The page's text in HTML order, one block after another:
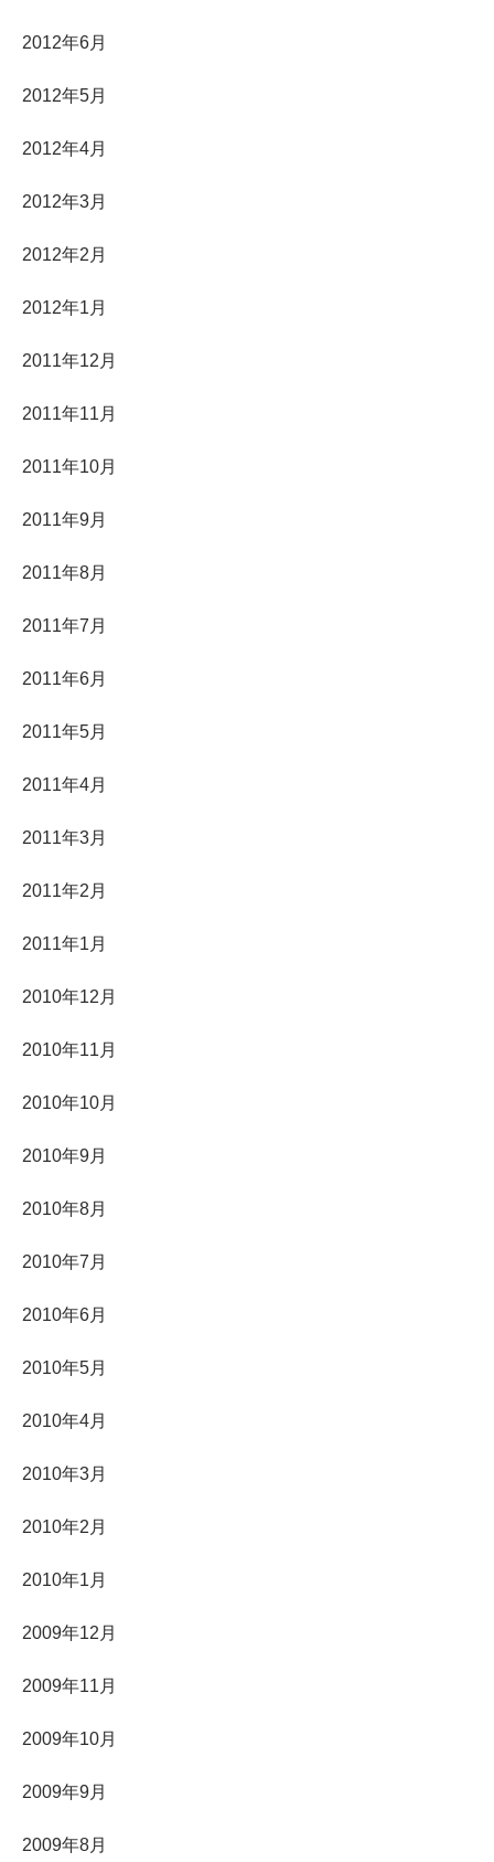
2012年6月
2012年5月
2012年4月
2012年3月
2012年2月
2012年1月
2011年12月
2011年11月
2011年10月
2011年9月
2011年8月
2011年7月
2011年6月
2011年5月
2011年4月
2011年3月
2011年2月
2011年1月
2010年12月
2010年11月
2010年10月
2010年9月
2010年8月
2010年7月
2010年6月
2010年5月
2010年4月
2010年3月
2010年2月
2010年1月
2009年12月
2009年11月
2009年10月
2009年9月
2009年8月